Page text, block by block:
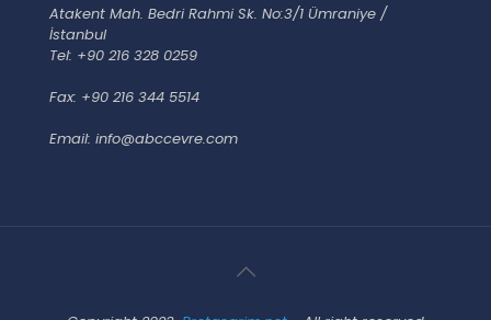
Atakent Mah. Bedri Rahmi Sk. No:3/1 Ümraniye /
İstanbul
Tel: +90 216 328 0259
Fax: +90 216 344 5514
Email: info@abccevre.com